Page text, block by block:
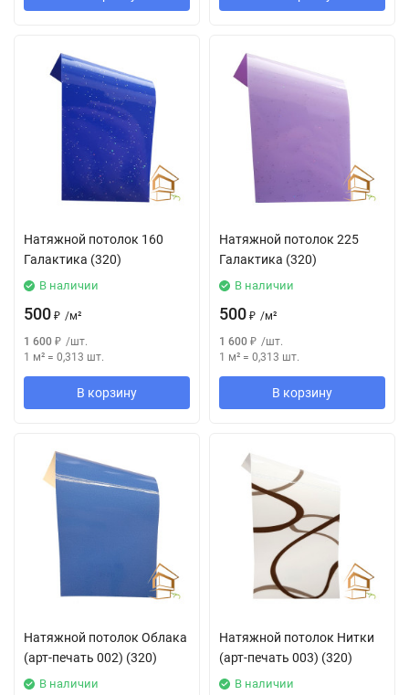
Натяжной потолок 160
Галактика (320)
В наличии
500 ₽ /м²
1 600 ₽ /шт.
1 м² = 0,313 шт.
В корзину
Натяжной потолок 225
Галактика (320)
В наличии
500 ₽ /м²
1 600 ₽ /шт.
1 м² = 0,313 шт.
В корзину
Натяжной потолок Облака
(арт-печать 002) (320)
В наличии
Натяжной потолок Нитки
(арт-печать 003) (320)
В наличии